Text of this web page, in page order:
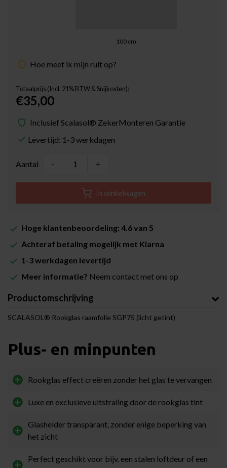
100 cm
Hoe meet ik mijn ruit op?
Totaalprijs (Incl. 21% BTW & Snijkosten):
€35,00
Inclusief Scalasol® ZekerMonteren Garantie
Levertijd: 1-3 werkdagen
Aantal - +
In winkelwagen
Hoge klantenbeoordeling: 4.6 van 5
Achteraf betaling mogelijk met Klarna
1-3 werkdagen levertijd
Meer informatie? Neem contact met ons op
Productomschrijving
SCALASOL® Rookglas raamfolie SGP75 (licht getint)
Plus- en minpunten
Rookglas effect creëren zonder het glas te vervangen
Luxe en exclusieve uitstraling door de rookglas tint
Glashelder transparant, zonder enige beperking van
het zicht
Perfect geschikt voor bijv. een stalen loftdeur of een